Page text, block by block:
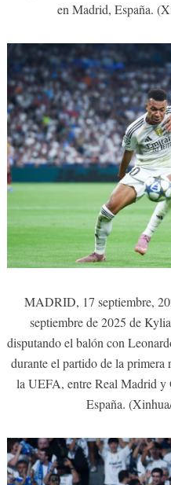
en Madrid, España.
MADRID, 17 septiembre,
septiembre de 2025 de
disputando el balón con
durante el partido de la primera
la UEFA, entre Real Madrid
España.